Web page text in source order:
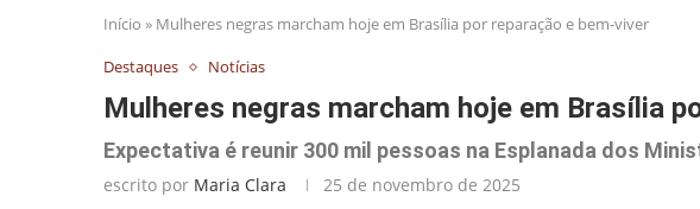
Início » Mulheres negras marcham hoje em Brasília por reparação e bem-viver
Destaques
Notícias
Mulheres negras marcham hoje em Brasília
Expectativa é reunir 300 mil pessoas na Esplanada dos
escrito por Maria Clara 25 de novembro de 2025